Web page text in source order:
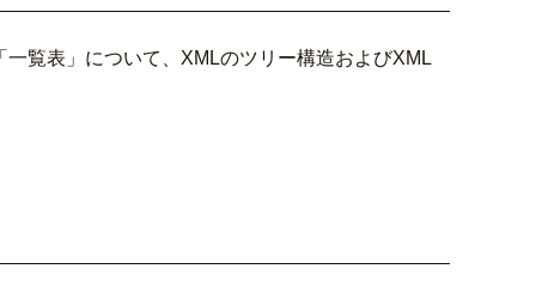
覧表」について、XMLのツリー構造およびXML